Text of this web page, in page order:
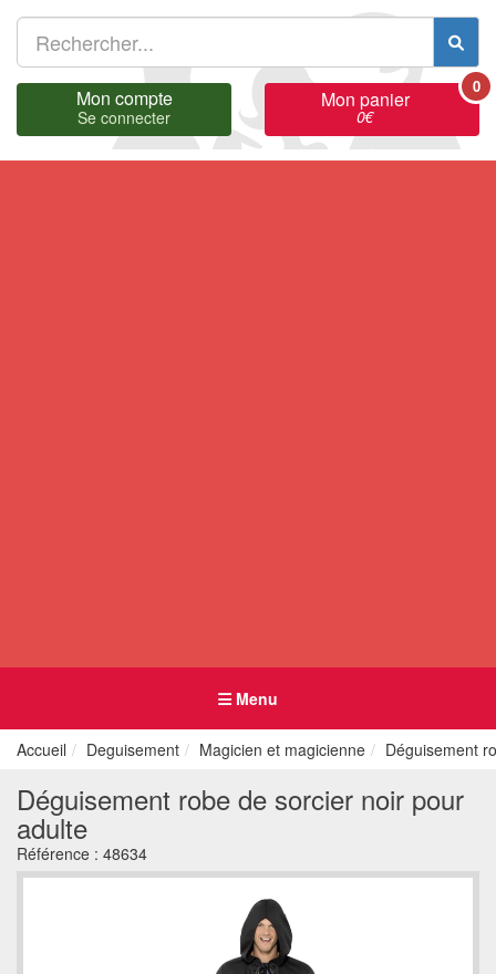
Mon compte
Se connecter
Mon panier
0€
0
Menu
Accueil Deguisement Magicien et magicienne Déguisement
Déguisement robe de sorcier noir pour
adulte
Référence : 48634